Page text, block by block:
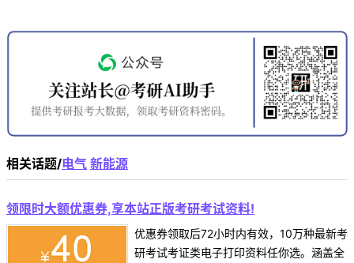
相关话题/电气 新能源
领限时大额优惠券,享本站正版考研考试资料!
优惠券领取后72小时内有效，10万种最新考
研考试考证类电子打印资料任你选。涵盖全